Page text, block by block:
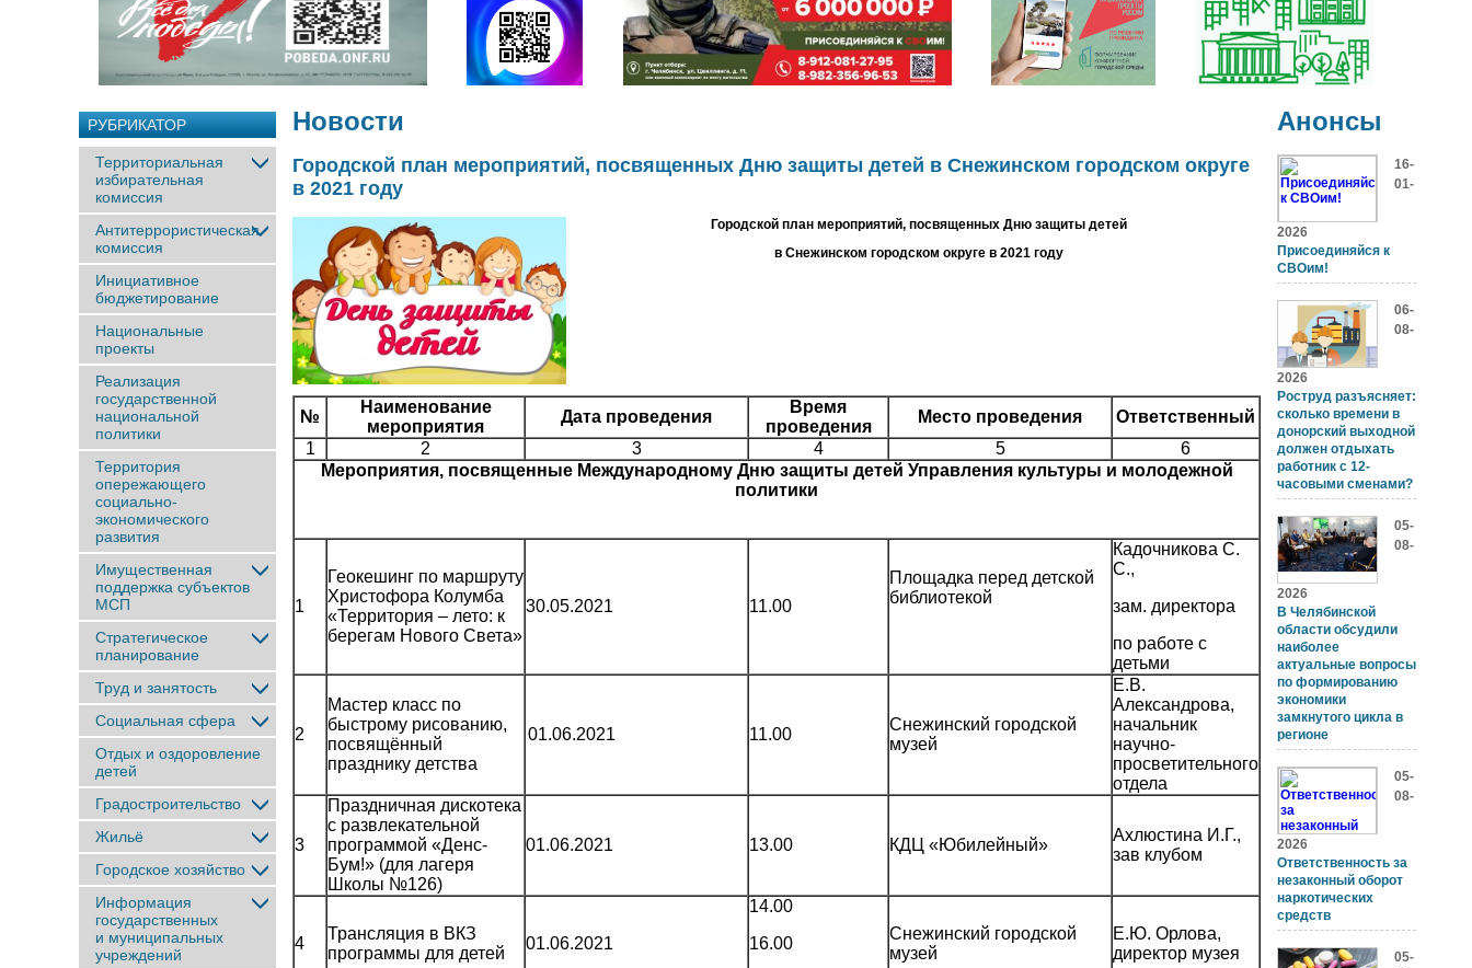
РУБРИКАТОР
Территориальная
избирательная
комиссия
Антитеррористическая
комиссия
Инициативное
бюджетирование
Национальные
проекты
Реализация
государственной
национальной
политики
Территория
опережающего
социально-
экономического
развития
Имущественная
поддержка субъектов
МСП
Стратегическое
планирование
Труд и занятость
Социальная сфера
Отдых и оздоровление
детей
Градостроительство
Жильё
Городское хозяйство
Информация
государственных
и муниципальных
учреждений
Новости
Городской план мероприятий, посвященных Дню защиты детей в Снежинском городском округе
в 2021 году
Городской план мероприятий, посвященных Дню защиты детей
в Снежинском городском округе в 2021 году
№
Наименование
мероприятия
Дата проведения
Время
проведения
Место проведения
Ответственный
1
2 3 4 5
6
Мероприятия, посвященные Международному Дню защиты детей Управления культуры и молодежной
политики
1
Геокешинг по маршруту
Христофора Колумба
«Территория – лето: к
берегам Нового Света»
30.05.2021 11.00
Площадка перед детской
библиотекой
Кадочникова С.
С.,
зам. директора
по работе с
детьми
2
Мастер класс по
быстрому рисованию,
посвящённый
празднику детства
01.06.2021 11.00
Снежинский городской
музей
Е.В.
Александрова,
начальник
научно-
просветительного
отдела
3
Праздничная дискотека
с развлекательной
программой «Денс-
Бум!» (для лагеря
Школы №126)
01.06.2021 13.00 КДЦ «Юбилейный»
Ахлюстина И.Г.,
зав клубом
4
Трансляция в ВКЗ
программы для детей
01.06.2021
14.00
16.00
Снежинский городской
музей
Е.Ю. Орлова,
директор музея
Анонсы
16-
01-
2026
Присоединяйся к
СВОим!
06-
08-
2026
Роструд разъясняет:
сколько времени в
донорский выходной
должен отдыхать
работник с 12-
часовыми сменами?
05-
08-
2026
В Челябинской
области обсудили
наиболее
актуальные вопросы
по формированию
экономики
замкнутого цикла в
регионе
05-
08-
2026
Ответственность за
незаконный оборот
наркотических
средств
05-